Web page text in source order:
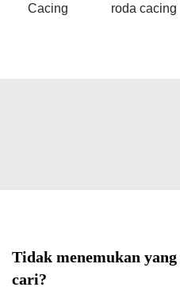
Cacing
roda cacing
Tidak menemukan yang
cari?